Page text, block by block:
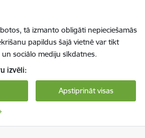
tā izmanto obligāti nepieciešamās
papildus šajā vietnē var tikt
sociālo mediju sīkdatnes.
izvēli:
Apstiprināt visas